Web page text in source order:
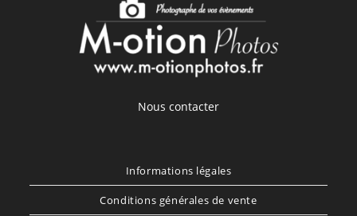
Nous contacter
Informations légales
Conditions générales de vente